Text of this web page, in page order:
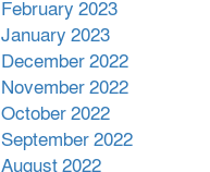
February 2023
January 2023
December 2022
November 2022
October 2022
September 2022
August 2022